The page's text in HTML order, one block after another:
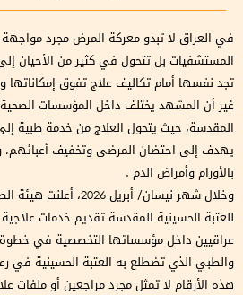
في العراق لا تبدو معركة المرض مجرد
المستشفيات بل تتحول في كثير من الأحيان
تجد نفسها أمام تكاليف علاج تفوق إمكاناتها
غير أن المشهد يختلف داخل المؤسسات الصحية
المقدسة، حيث يتحول العلاج من خدمة طبية
يهدف إلى احتضان المرضى وتخفيف أعبائهم،
بالأورام وأمراض الدم .
وخلال شهر نيسان/ أبريل
عراقيين داخل مؤسساتها التخصصية في
والطبي الذي تضطلع به العتبة الحسينية في
هذه الأرقام لا تمثل مجرد مراجعين أو ملفات